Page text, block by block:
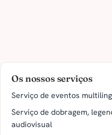
Os nossos serviços
Serviço de eventos
Serviço de dobragem,
audiovisual